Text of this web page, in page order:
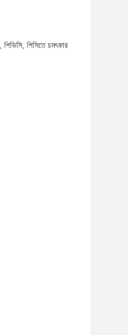
পিসিতে চমৎকার